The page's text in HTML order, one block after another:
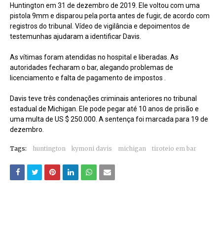
Huntington em 31 de dezembro de 2019. Ele voltou com uma
pistola 9mm e disparou pela porta antes de fugir, de acordo com
registros do tribunal. Vídeo de vigilância e depoimentos de
testemunhas ajudaram a identificar Davis.
As vítimas foram atendidas no hospital e liberadas. As
autoridades fecharam o bar, alegando problemas de
licenciamento e falta de pagamento de impostos .
Davis teve três condenações criminais anteriores no tribunal
estadual de Michigan. Ele pode pegar até 10 anos de prisão e
uma multa de US $ 250.000. A sentença foi marcada para 19 de
dezembro.
Tags: huntington kymoni davis michigan tiroteio em bar